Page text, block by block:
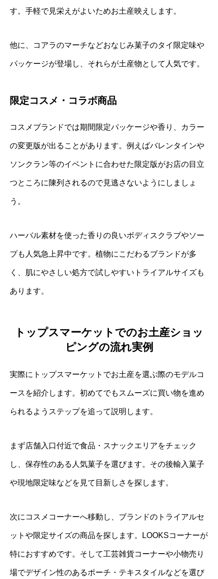
す。手軽で見栄えがよいためお土産映えします。
他に、コアラのマーチなどおなじみ菓子のタイ限定味や
パッケージが登場し、それらが土産物として人気です。
限定コスメ・コラボ商品
コスメブランドでは期間限定パッケージや香り、カラー
の変更版が出ることがあります。例えばバレンタインや
ソンクラン等のイベントに合わせた限定版がお店の目立
つところに陳列されるので見逃さないようにしましょ
う。
ハーバル素材を使った香りの良いボディスクラブやソー
プも人気急上昇中です。植物にこだわるブランドが多
く、肌にやさしい処方で試しやすいトライアルサイズも
あります。
トップスマーケットでのお土産ショッ
ピングの流れ実例
実際にトップスマーケットでお土産を選ぶ際のモデルコ
ースを紹介します。初めてでもスムーズに買い物を進め
られるようステップを追って説明します。
まず店舗入口付近で食品・スナックエリアをチェック
し、保存性のある人気菓子を選びます。その後輸入菓子
や現地限定味などを見て目新しさを探します。
次にコスメコーナーへ移動し、ブランドのトライアルセ
ットや限定サイズの商品を探します。LOOKSコーナーが
特におすすめです。そして工芸雑貨コーナーや小物売り
場でデザイン性のあるポーチ・テキスタイルなどを選び